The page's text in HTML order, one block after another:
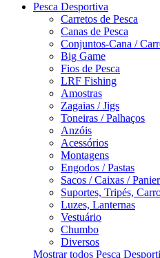
Pesca Desportiva
Carretos de Pesca
Canas de Pesca
Conjuntos-Cana /
Big Game
Fios de Pesca
LRF Fishing
Amostras
Zagaias / Jigs
Toneiras / Palhaços
Anzóis
Acessórios
Montagens
Engodos / Pastas
Sacos / Caixas /
Suportes, Tripés,
Luzes, Lanternas
Vestuário
Chumbo
Diversos
Mostrar todos Pesca